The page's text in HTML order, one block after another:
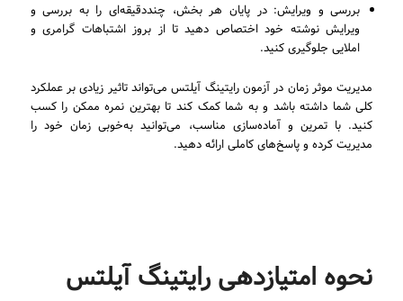
بررسی و ویرایش: در پایان هر بخش، چنددقیقه‌ای را به بررسی و
ویرایش نوشته خود اختصاص دهید تا از بروز اشتباهات گرامری و
املایی جلوگیری کنید.
مدیریت موثر زمان در آزمون رایتینگ آیلتس می‌تواند تاثیر زیادی بر عملکرد
کلی شما داشته باشد و به شما کمک کند تا بهترین نمره ممکن را کسب
کنید. با تمرین و آماده‌سازی مناسب، می‌توانید به‌خوبی زمان خود را
مدیریت کرده و پاسخ‌های کاملی ارائه دهید.
نحوه امتیازدهی رایتینگ آیلتس